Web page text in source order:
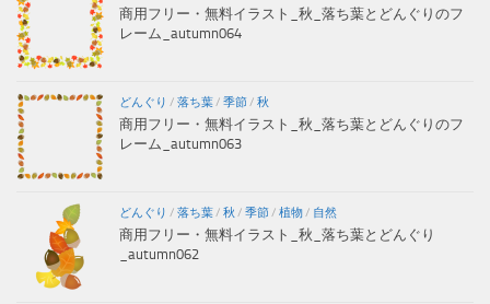
商用フリー・無料イラスト_秋_落ち葉とどんぐりのフ
レーム_autumn064
どんぐり / 落ち葉/ 季節/ 秋
商用フリー・無料イラスト_秋_落ち葉とどんぐりのフ
レーム_autumn063
どんぐり / 落ち葉/ 秋 / 季節/ 植物/ 自然
商用フリー・無料イラスト_秋_落ち葉とどんぐり
_autumn062